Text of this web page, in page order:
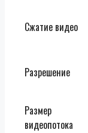
Сжатие видео
Разрешение
Размер
видеопотока